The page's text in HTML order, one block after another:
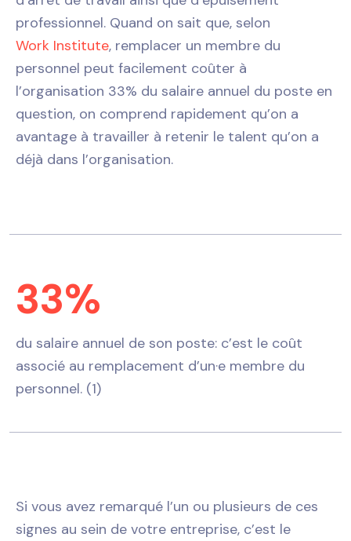
professionnel. Quand on sait que, selon
Work Institute, remplacer un membre du
personnel peut facilement coûter à
l’organisation 33% du salaire annuel du poste en
question, on comprend rapidement qu’on a
avantage à travailler à retenir le talent qu’on a
déjà dans l’organisation.
33%
du salaire annuel de son poste: c’est le coût
associé au remplacement d’un·e membre du
personnel. (1)
Si vous avez remarqué l’un ou plusieurs de ces
signes au sein de votre entreprise, c’est le